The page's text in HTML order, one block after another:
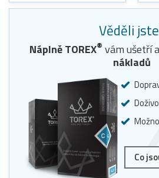
Věděli
Náplně TOREX® vám ušetří
nákladů
Co